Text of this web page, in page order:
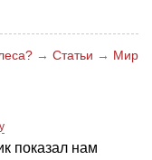
→ Статьи → Мир
показал нам